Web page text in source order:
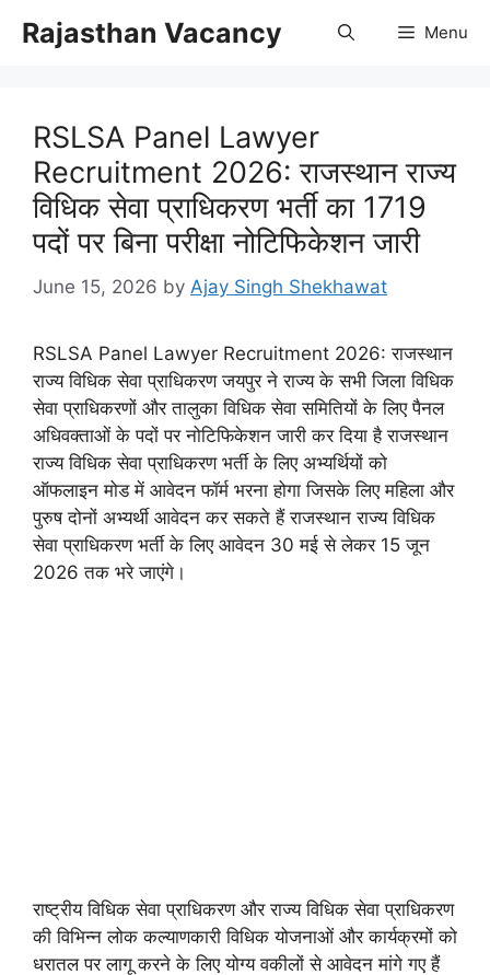
Rajasthan Vacancy Menu
RSLSA Panel Lawyer
Recruitment 2026: राजस्थान राज्य
विधिक सेवा प्राधिकरण भर्ती का 1719
पदों पर बिना परीक्षा नोटिफिकेशन जारी
June 15, 2026 by Ajay Singh Shekhawat
RSLSA Panel Lawyer Recruitment 2026: राजस्थान
राज्य विधिक सेवा प्राधिकरण जयपुर ने राज्य के सभी जिला विधिक
सेवा प्राधिकरणों और तालुका विधिक सेवा समितियों के लिए पैनल
अधिवक्ताओं के पदों पर नोटिफिकेशन जारी कर दिया है राजस्थान
राज्य विधिक सेवा प्राधिकरण भर्ती के लिए अभ्यर्थियों को
ऑफलाइन मोड में आवेदन फॉर्म भरना होगा जिसके लिए महिला और
पुरुष दोनों अभ्यर्थी आवेदन कर सकते हैं राजस्थान राज्य विधिक
सेवा प्राधिकरण भर्ती के लिए आवेदन 30 मई से लेकर 15 जून
2026 तक भरे जाएंगे।
राष्ट्रीय विधिक सेवा प्राधिकरण और राज्य विधिक सेवा प्राधिकरण
की विभिन्न लोक कल्याणकारी विधिक योजनाओं और कार्यक्रमों को
धरातल पर लागू करने के लिए योग्य वकीलों से आवेदन मांगे गए हैं